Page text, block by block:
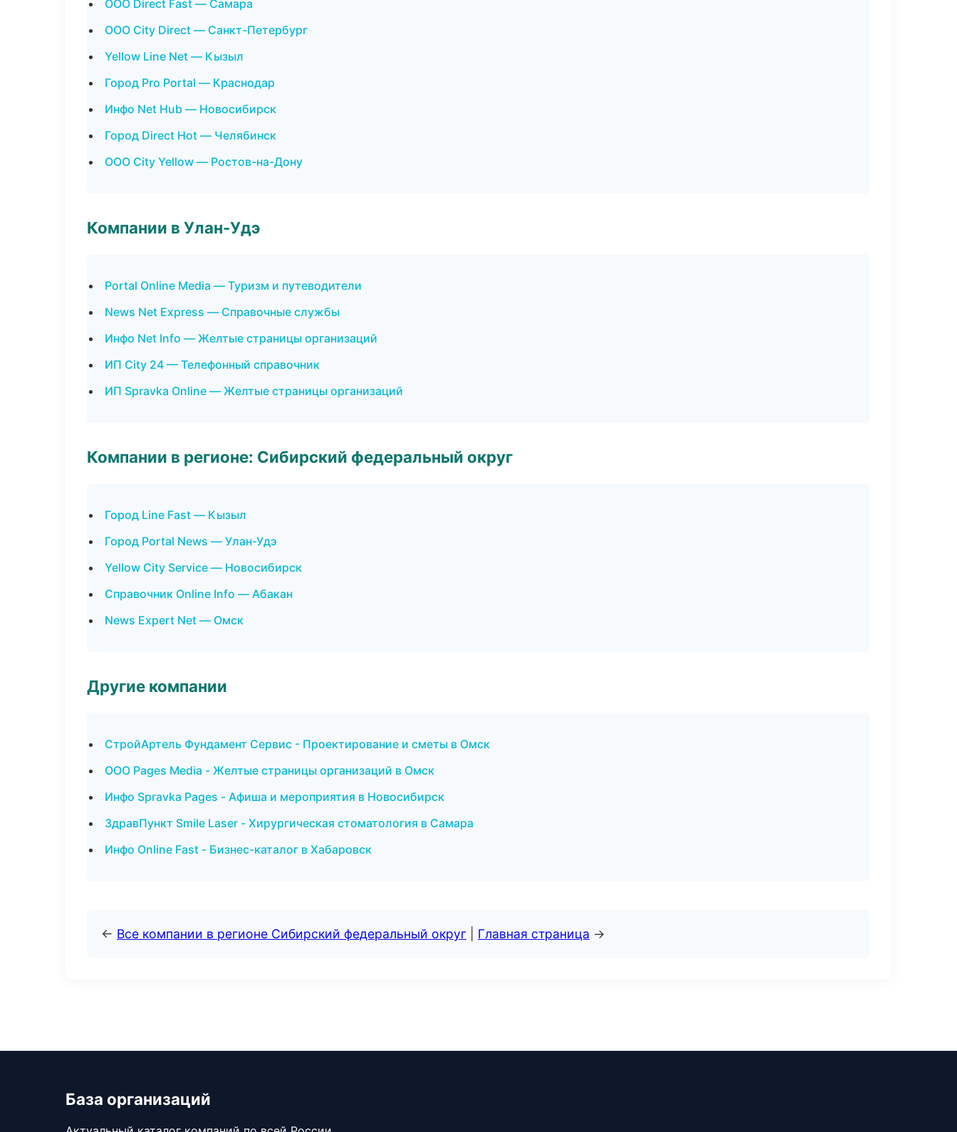
ООО Direct Fast — Самара
ООО City Direct — Санкт-Петербург
Yellow Line Net — Кызыл
Город Pro Portal — Краснодар
Инфо Net Hub — Новосибирск
Город Direct Hot — Челябинск
ООО City Yellow — Ростов-на-Дону
Компании в Улан-Удэ
Portal Online Media — Туризм и путеводители
News Net Express — Справочные службы
Инфо Net Info — Желтые страницы организаций
ИП City 24 — Телефонный справочник
ИП Spravka Online — Желтые страницы организаций
Компании в регионе: Сибирский федеральный округ
Город Line Fast — Кызыл
Город Portal News — Улан-Удэ
Yellow City Service — Новосибирск
Справочник Online Info — Абакан
News Expert Net — Омск
Другие компании
СтройАртель Фундамент Сервис - Проектирование и сметы в Омск
ООО Pages Media - Желтые страницы организаций в Омск
Инфо Spravka Pages - Афиша и мероприятия в Новосибирск
ЗдравПункт Smile Laser - Хирургическая стоматология в Самара
Инфо Online Fast - Бизнес-каталог в Хабаровск
← Все компании в регионе Сибирский федеральный округ Главная страница →
База организаций